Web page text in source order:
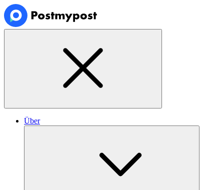
Über